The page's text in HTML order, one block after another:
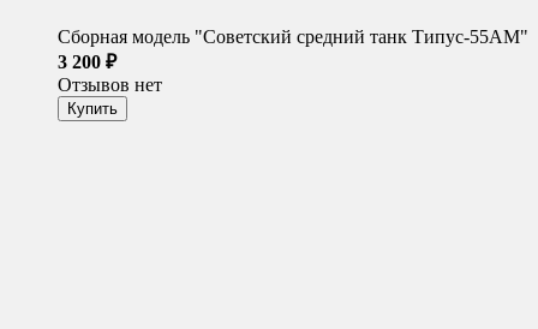
Сборная модель "Советский средний танк Типус-55АМ"
3 200 ₽
Отзывов нет